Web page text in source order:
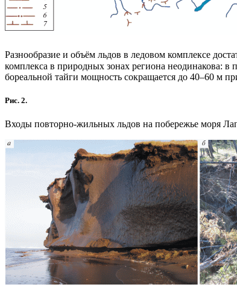
Разнообразие и объём льдов в ледовом комплексе
комплекса в природных зонах региона неодинакова:
бореальной тайги мощность сокращается до 40–60 м
Рис. 2.
Входы повторно-жильных льдов на побережье моря